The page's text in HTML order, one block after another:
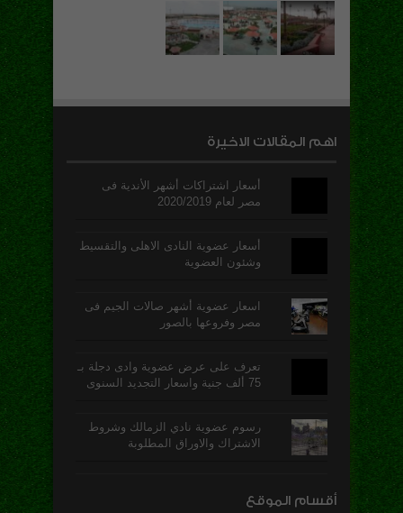
اهم المقالات الاخيرة
أسعار اشتراكات أشهر الأندية فى
مصر لعام 2020/2019
أسعار عضوية النادى الاهلى والتقسيط
وشئون العضوية
اسعار عضوية أشهر صالات الجيم فى
مصر وفروعها بالصور
تعرف على عرض عضوية وادى دجلة بـ
75 ألف جنية واسعار التجديد السنوى
رسوم عضوية نادي الزمالك وشروط
الاشتراك والاوراق المطلوبة
أقسام الموقع